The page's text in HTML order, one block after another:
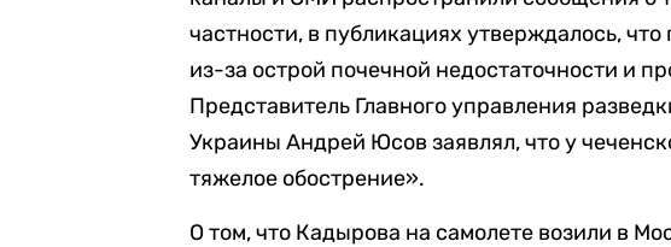
частности, в публикациях утверждалось,
из-за острой почечной недостаточности и
Представитель Главного управления
Украины Андрей Юсов заявлял, что у
тяжелое обострение».
О том, что Кадырова на самолете возили в